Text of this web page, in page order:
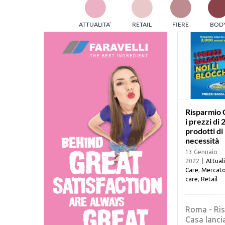
ed
ATTUALITA’ RETAIL FIERE
Risparmio Casa
blocca i prezzi di
2mila prodotti di
prima necessità
Risparmio
i prezzi di
prodotti di
necessità
13 Gennaio
2022
Care Mercato
care Retail
Roma -
Casa